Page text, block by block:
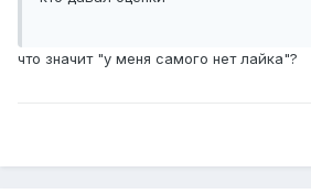
что значит "у меня самого нет лайка"?